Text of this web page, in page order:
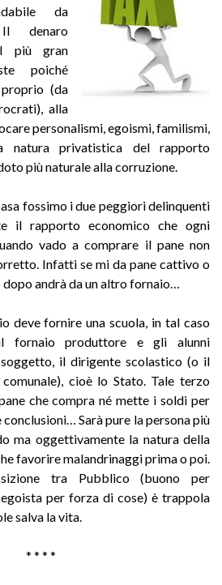
da
denaro
più gran
poiché
(da
alla
personalismi, egoismi, familismi,
natura privatistica del rapporto
più naturale alla corruzione.
fossimo i due peggiori delinquenti
il rapporto economico che ogni
vado a comprare il pane non
Infatti se mi da pane cattivo o
andrà da un altro fornaio…
deve fornire una scuola, in tal caso
produttore e gli alunni
il dirigente scolastico (o il
cioè lo Stato. Tale terzo
che compra né mette i soldi per
Sarà pure la persona più
ma oggettivamente la natura della
favorire malandrinaggi prima o poi.
tra Pubblico (buono per
per forza di cose) è trappola
salva la vita.
* * * *